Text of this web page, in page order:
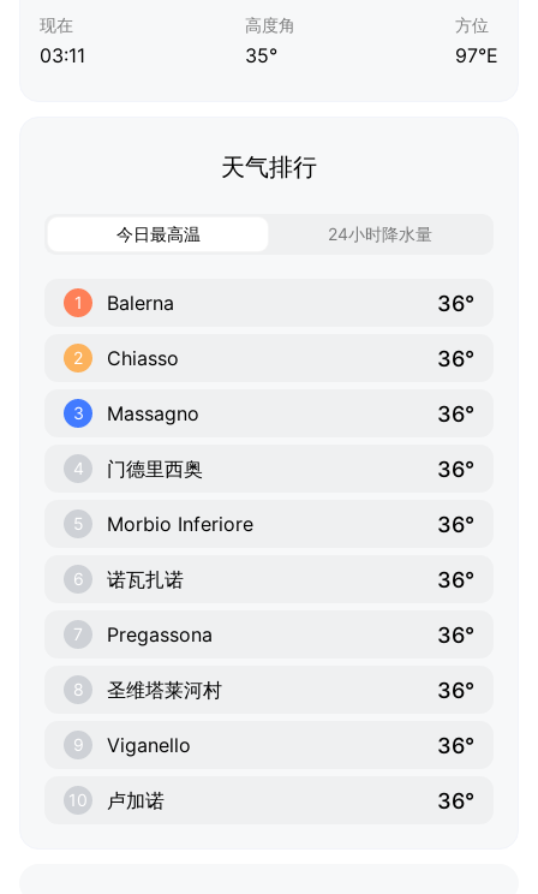
现在
03:11
高度角
35°
方位
97°E
天气排行
今日最高温 24小时降水量
1 Balerna 36°
2 Chiasso 36°
3 Massagno 36°
4 门德里西奥 36°
5 Morbio Inferiore 36°
6 诺瓦扎诺 36°
7 Pregassona 36°
8 圣维塔莱河村 36°
9 Viganello 36°
10 卢加诺 36°